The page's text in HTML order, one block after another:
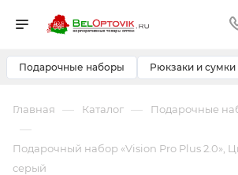
Подарочные наборы Рюкзаки и сумки
Главная — Каталог — Подарочные
—
Подарочный набор «Vision Pro Plus 2.0»,
серый